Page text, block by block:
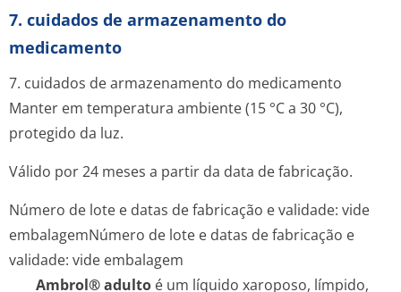
7. cuidados de armazenamento do
medicamento
7. cuidados de armazenamento do medicamento
Manter em temperatura ambiente (15 °C a 30 °C),
protegido da luz.
Válido por 24 meses a partir da data de fabricação.
Número de lote e datas de fabricação e validade: vide
embalagemNúmero de lote e datas de fabricação e
validade: vide embalagem
Ambrol® adulto é um líquido xaroposo, límpido,